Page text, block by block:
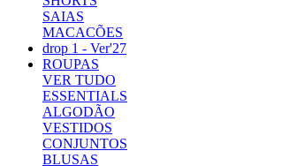
SAIAS
MACACÕES
drop 1 - Ver'27
ROUPAS
VER TUDO
ESSENTIALS
ALGODÃO
VESTIDOS
CONJUNTOS
BLUSAS